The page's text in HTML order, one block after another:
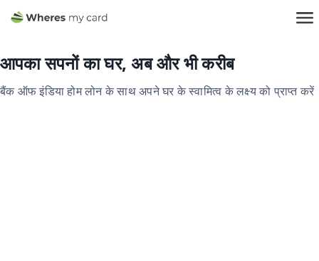
आपका सपनों का घर, अब और भी करीब
बैंक ऑफ इंडिया होम लोन के साथ अपने घर के स्वामित्व के लक्ष्य को प्राप्त करें